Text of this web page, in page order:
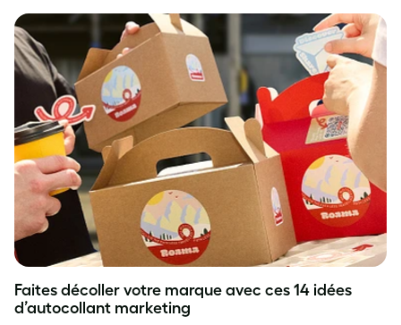
Faites décoller votre marque avec ces 14 idées
d’autocollant marketing